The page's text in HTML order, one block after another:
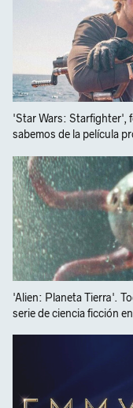
'Star Wars: Starfighter',
sabemos de la película
'Alien: Planeta Tierra'.
serie de ciencia ficción